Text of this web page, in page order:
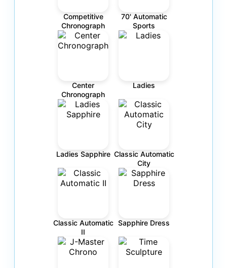
Competitive
Chronograph
70' Automatic
Sports
Center
Chronograph
Ladies
Ladies Sapphire Classic Automatic
City
Classic Automatic
II
Sapphire Dress